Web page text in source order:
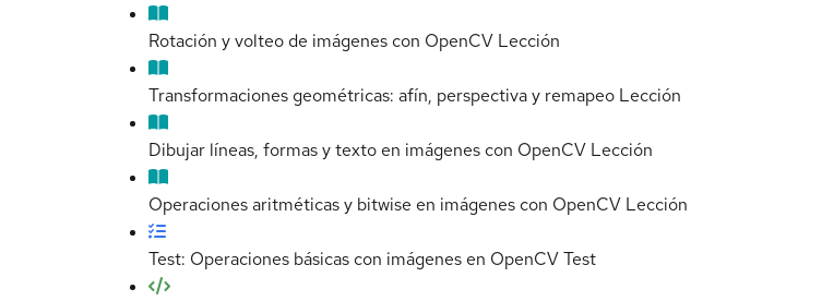
Rotación y volteo de imágenes con OpenCV Lección
Transformaciones geométricas: afín, perspectiva y remapeo Lección
Dibujar líneas, formas y texto en imágenes con OpenCV Lección
Operaciones aritméticas y bitwise en imágenes con OpenCV Lección
Test: Operaciones básicas con imágenes en OpenCVTest